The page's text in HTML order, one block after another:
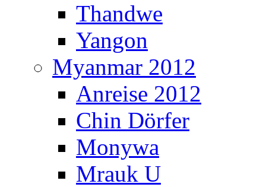
Thandwe
Yangon
Myanmar 2012
Anreise 2012
Chin Dörfer
Monywa
Mrauk U